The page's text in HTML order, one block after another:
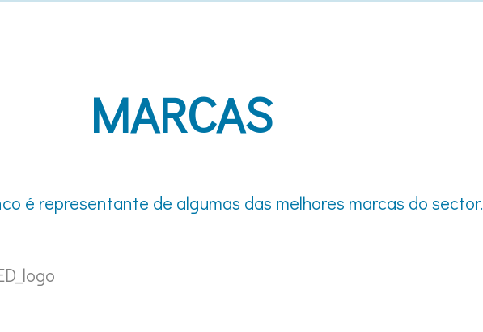
MARCAS
é representante de algumas das melhores marcas do sector.